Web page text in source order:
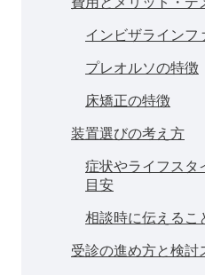
インビザラインフ
プレオルソの特徴
床矯正の特徴
装置選びの考え方
症状やライフスタ
目安
相談時に伝えるこ
受診の進め方と検討